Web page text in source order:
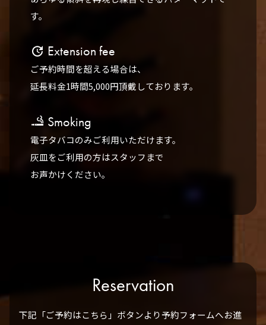
す。
update Extension fee
ご予約時間を超える場合は、
延長料金1時間5,000円頂戴しております。
vaping_rooms Smoking
電子タバコのみご利用いただけます。
灰皿をご利用の方はスタッフまで
お声かけください。
Reservation
下記「ご予約はこちら」ボタンより予約フォームへお進